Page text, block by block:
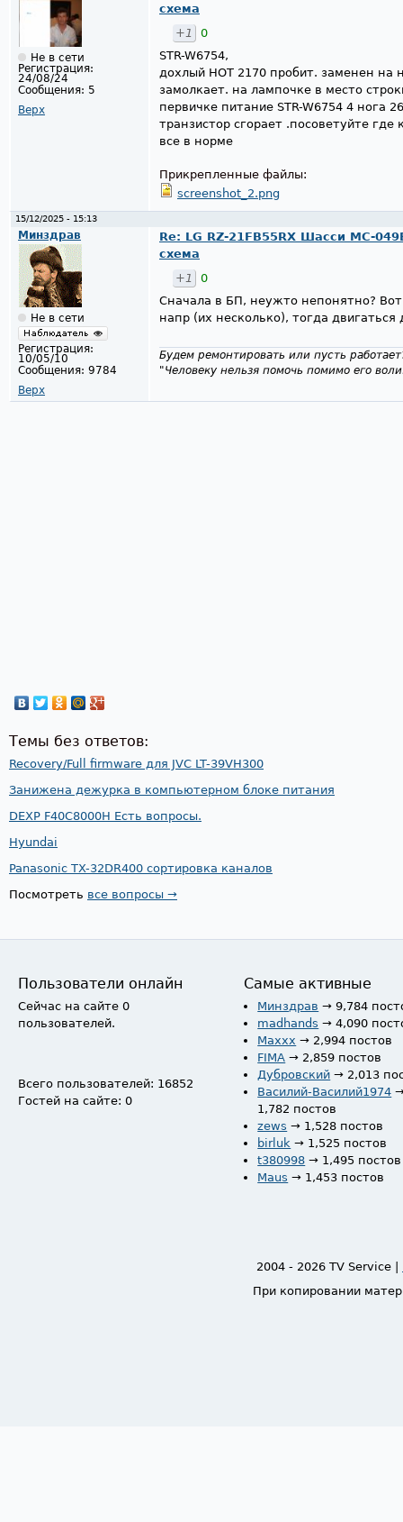
Не в сети
Регистрация:
24/08/24
Сообщения: 5
Верх
схема
+1
0
STR-W6754,
дохлый HOT 2170 пробит. заменен на
замолкает. на лампочке в место
первичке питание STR-W6754 4 нога
транзистор сгорает .посоветуйте
все в норме
Прикрепленные файлы:
screenshot_2.png
15/12/2025 - 15:13
Минздрав
Не в сети
Регистрация:
10/05/10
Сообщения: 9784
Верх
Re: LG RZ-21FB55RX Шасси MC-
схема
+1
0
Сначала в БП, неужто непонятно?
напр (их несколько), тогда двигаться
Будем ремонтировать или пусть
"Человеку нельзя помочь помимо его
Темы без ответов:
Recovery/Full firmware для JVC LT-39VH300
Занижена дежурка в компьютерном блоке питания
DEXP F40C8000H Есть вопросы.
Hyundai
Panasonic TX-32DR400 сортировка каналов
Посмотреть все вопросы →
Пользователи онлайн
Сейчас на сайте 0
пользователей.
Всего пользователей: 16852
Гостей на сайте: 0
Самые активные
Минздрав → 9,784
madhands → 4,090
Maxxx → 2,994 постов
FIMA → 2,859 постов
Дубровский → 2,013
Василий-Василий1974
1,782 постов
zews → 1,528 постов
birluk → 1,525 постов
t380998 → 1,495 постов
Maus → 1,453 постов
2004 - 2026 TV Service |
При копировании